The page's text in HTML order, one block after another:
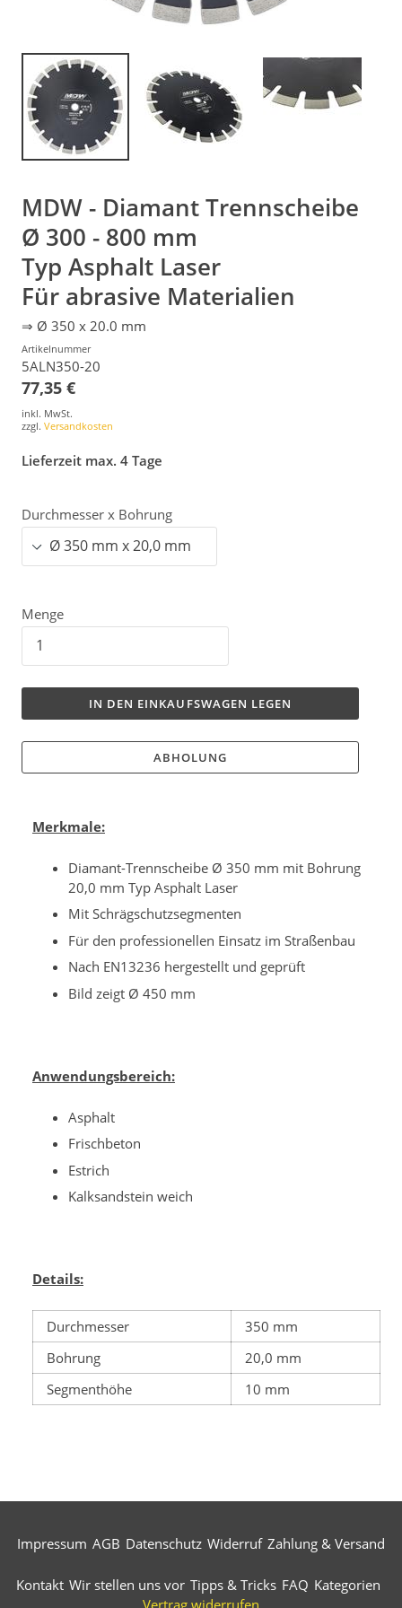
MDW - Diamant Trennscheibe
Ø 300 - 800 mm
Typ Asphalt Laser
Für abrasive Materialien
⇒ Ø 350 x 20.0 mm
Artikelnummer
5ALN350-20
77,35 €
inkl. MwSt.
zzgl. Versandkosten
Lieferzeit max. 4 Tage
Durchmesser x Bohrung
Menge
IN DEN EINKAUFSWAGEN LEGEN
ABHOLUNG
Merkmale:
Diamant-Trennscheibe Ø 350 mm mit Bohrung
20,0 mm Typ Asphalt Laser
Mit Schrägschutzsegmenten
Für den professionellen Einsatz im Straßenbau
Nach EN13236 hergestellt und geprüft
Bild zeigt Ø 450 mm
Anwendungsbereich:
Asphalt
Frischbeton
Estrich
Kalksandstein weich
Details:
Durchmesser
350 mm
Bohrung
20,0 mm
Segmenthöhe
10 mm
Impressum AGB Datenschutz Widerruf Zahlung & Versand
Kontakt Wir stellen uns vor Tipps & Tricks FAQ Kategorien